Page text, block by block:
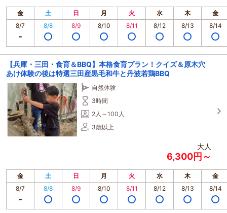
金 土 日 月 火 水 木
金
8/7
8/8 8/9 8/10 8/11 8/12 8/13 8/14
【兵庫・三田・食育＆BBQ】本格食育プラン！クイズ＆原木穴
あけ体験の後は特選三田産黒毛和牛と丹波若鶏BBQ
自然体験
3時間
2人～100人
3歳以上
大人
6,300円～
金 土 日 月 火 水 木
金
8/7
8/8 8/9 8/10 8/11 8/12 8/13 8/14